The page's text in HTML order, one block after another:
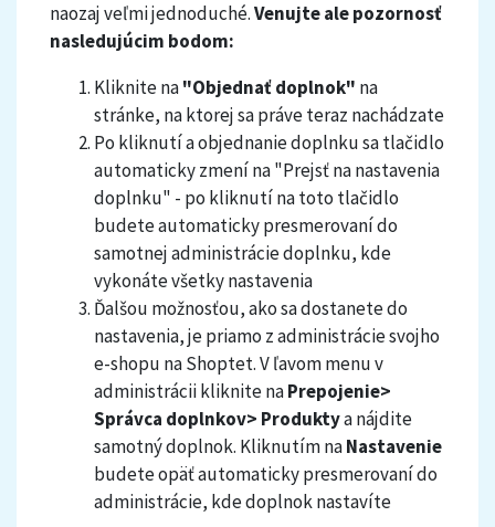
naozaj veľmi jednoduché.Venujte ale pozornosť
nasledujúcim bodom:
Kliknite na"Objednať doplnok" na
stránke, na ktorej sa práve teraz nachádzate
Po kliknutí a objednanie doplnku sa tlačidlo
automaticky zmení na "Prejsť na nastavenia
doplnku" - po kliknutí na toto tlačidlo
budete automaticky presmerovaní do
samotnej administrácie doplnku, kde
vykonáte všetky nastavenia
Ďalšou možnosťou, ako sa dostanete do
nastavenia, je priamo z administrácie svojho
e-shopu na Shoptet. V ľavom menu v
administrácii kliknite naPrepojenie>
Správca doplnkov> Produktya nájdite
samotný doplnok. Kliknutím naNastavenie
budete opäť automaticky presmerovaní do
administrácie, kde doplnok nastavíte